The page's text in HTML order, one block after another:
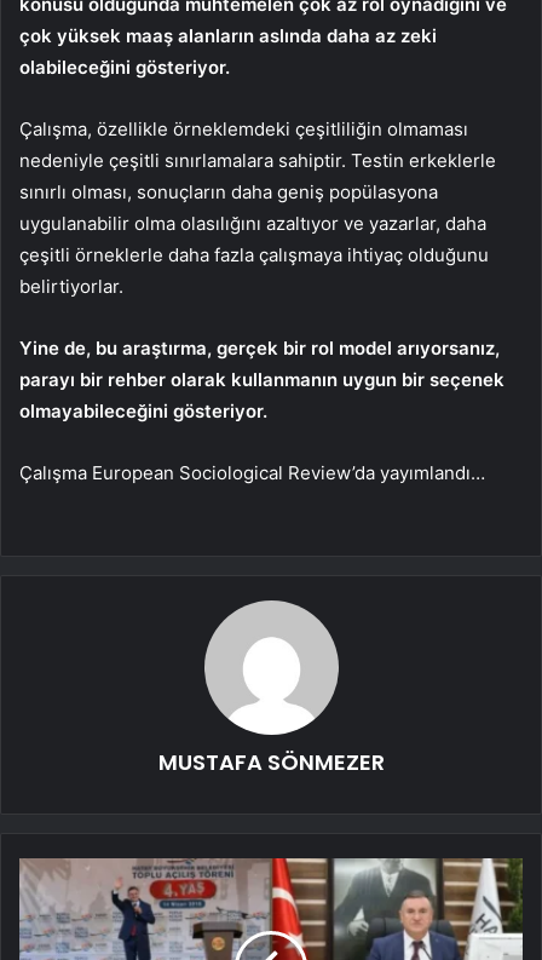
çok yüksek maaş alanların aslında daha az zeki
olabileceğini gösteriyor.
Çalışma, özellikle örneklemdeki çeşitliliğin olmaması
nedeniyle çeşitli sınırlamalara sahiptir. Testin erkeklerle
sınırlı olması, sonuçların daha geniş popülasyona
uygulanabilir olma olasılığını azaltıyor ve yazarlar, daha
çeşitli örneklerle daha fazla çalışmaya ihtiyaç olduğunu
belirtiyorlar.
Yine de, bu araştırma, gerçek bir rol model arıyorsanız,
parayı bir rehber olarak kullanmanın uygun bir seçenek
olmayabileceğini gösteriyor.
Çalışma European Sociological Review’da yayımlandı…
MUSTAFA SÖNMEZER